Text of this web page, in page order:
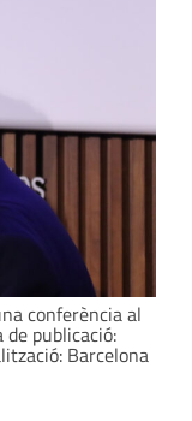
conferència al
de publicació:
Barcelona